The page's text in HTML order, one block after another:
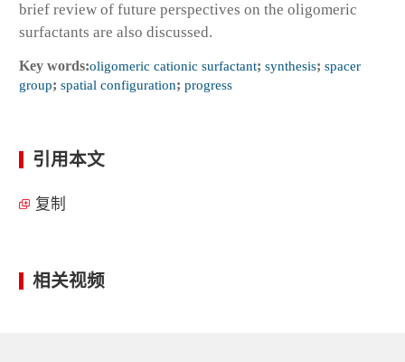
brief review of future perspectives on the oligomeric
surfactants are also discussed.
Key words:oligomeric cationic surfactant; synthesis; spacer
group; spatial configuration; progress
引用本文
复制
相关视频